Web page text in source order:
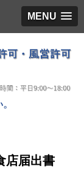
MENU
店届出書